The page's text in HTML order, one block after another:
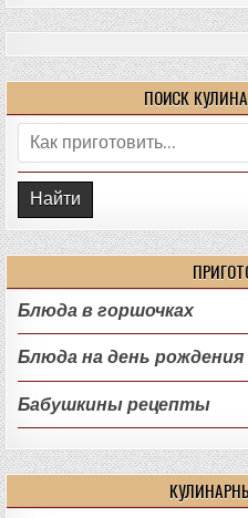
ПОИСК
Поиск:
Блюда в горшочках
Блюда на день рождения
Бабушкины рецепты